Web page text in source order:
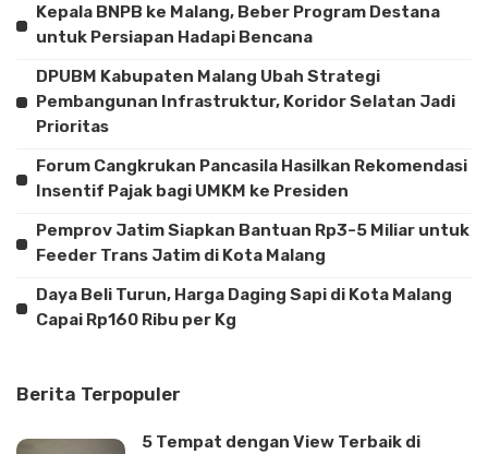
Kepala BNPB ke Malang, Beber Program Destana
untuk Persiapan Hadapi Bencana
DPUBM Kabupaten Malang Ubah Strategi
Pembangunan Infrastruktur, Koridor Selatan Jadi
Prioritas
Forum Cangkrukan Pancasila Hasilkan Rekomendasi
Insentif Pajak bagi UMKM ke Presiden
Pemprov Jatim Siapkan Bantuan Rp3-5 Miliar untuk
Feeder Trans Jatim di Kota Malang
Daya Beli Turun, Harga Daging Sapi di Kota Malang
Capai Rp160 Ribu per Kg
Berita Terpopuler
5 Tempat dengan View Terbaik di